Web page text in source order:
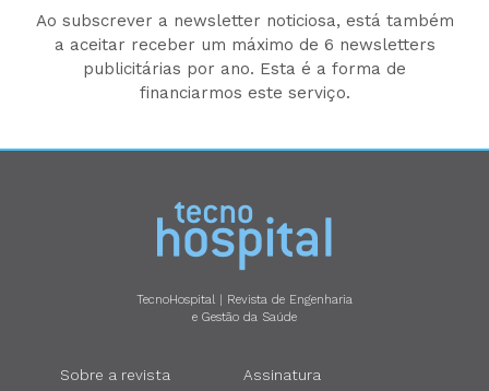
Ao subscrever a newsletter noticiosa, está também
a aceitar receber um máximo de 6 newsletters
publicitárias por ano. Esta é a forma de
financiarmos este serviço.
TecnoHospital | Revista de Engenharia
e Gestão da Saúde
Sobre a revista
Assinatura